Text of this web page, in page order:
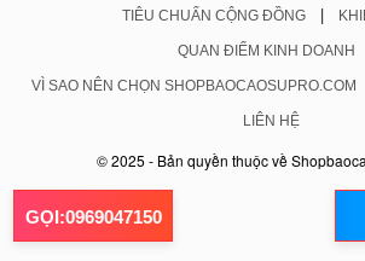
TIÊU CHUẨN CỘNG ĐỒNG |
QUAN ĐIỂM KINH DOANH
VÌ SAO NÊN CHỌN SHOPBAOCAOSUPRO.COM
LIÊN HỆ
© 2025 - Bản quyền thuộc về
GỌI:0969047150